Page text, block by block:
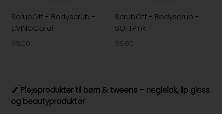
ScrubOff - Bodyscrub -
LIVINGCoral
99,00
ScrubOff - Bodyscrub -
SOFTPink
99,00
💅 Plejeprodukter til børn & tweens – neglelak, lip gloss
og beautyprodukter